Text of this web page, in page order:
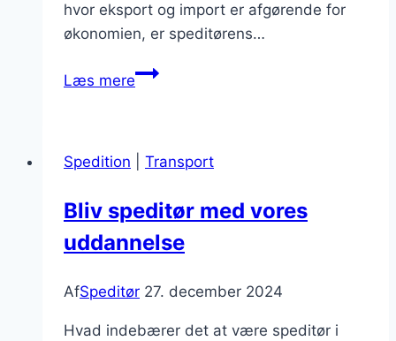
hvor eksport og import er afgørende for
økonomien, er speditørens…
Læs mereSpeditørens
reducere
aftryk
i
Spedition Transport
Bliv speditør med vores
uddannelse
AfSpeditør 27. december 2024
Hvad indebærer det at være speditør i